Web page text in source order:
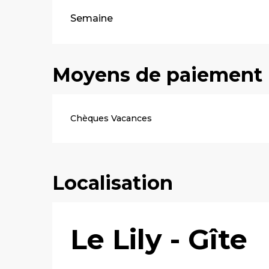
Tarifs 2026
Semaine
Moyens de paiement
Chèques Vacances
Localisation
Le Lily - Gîte